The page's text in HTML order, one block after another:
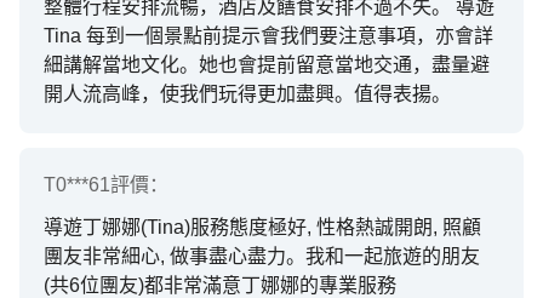
整體行程安排流暢，酒店及饍食安排不過不失。 導遊
Tina 每到一個景點前提示會我們要注意事項，亦會詳
細講解當地文化。她也會提前留意當地交通，盡量避
開人流高峰，使我們玩得更加盡興。值得表揚。
T0***61評價：
導遊丁娜娜(Tina)服務態度極好, 性格熱誠開朗, 照顧
團友非常細心, 做事盡心盡力。我和一起旅遊的朋友
(共6位團友)都非常滿意丁娜娜的專業服務